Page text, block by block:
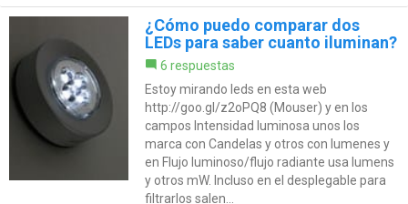
¿Cómo puedo comparar dos
LEDs para saber cuanto iluminan?
6 respuestas
Estoy mirando leds en esta web
http://goo.gl/z2oPQ8 (Mouser) y en los
campos Intensidad luminosa unos los
marca con Candelas y otros con lumenes y
en Flujo luminoso/flujo radiante usa lumens
y otros mW. Incluso en el desplegable para
filtrarlos salen...